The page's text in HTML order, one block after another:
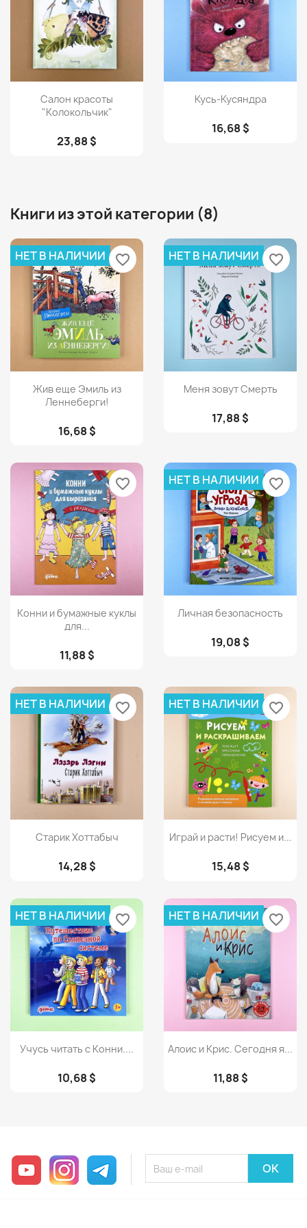
Просмотр
Салон красоты
"Колокольчик"
23,88 $
Просмотр
Кусь-Кусяндра
16,68 $
Книги из этой категории (8)
Просмотр
Жив еще Эмиль из
Леннеберги!
16,68 $
НЕТ В НАЛИЧИИ favorite_border
 Просмотр
Меня зовут Смерть
17,88 $
НЕТ В НАЛИЧИИ favorite_border
Просмотр
Конни и бумажные куклы
для...
11,88 $
favorite_border
Просмотр
Личная безопасность
19,08 $
НЕТ В НАЛИЧИИ favorite_border
Просмотр
Старик Хоттабыч
14,28 $
НЕТ В НАЛИЧИИ favorite_border
Просмотр
Играй и расти! Рисуем и...
15,48 $
НЕТ В НАЛИЧИИ favorite_border
Просмотр
Учусь читать с Конни....
10,68 $
НЕТ В НАЛИЧИИ favorite_border
Просмотр
Алоис и Крис. Сегодня я...
11,88 $
НЕТ В НАЛИЧИИ favorite_border
YouTube InstagramTelegram